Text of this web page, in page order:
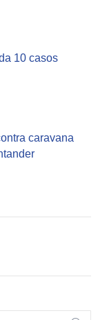
10 casos
caravana